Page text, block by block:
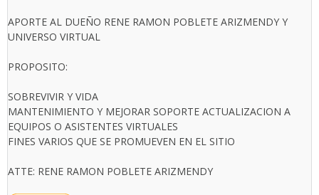
APORTE AL DUEÑO RENE RAMON POBLETE ARIZMENDY Y
UNIVERSO VIRTUAL
PROPOSITO:
SOBREVIVIR Y VIDA
MANTENIMIENTO Y MEJORAR SOPORTE ACTUALIZACION A
EQUIPOS O ASISTENTES VIRTUALES
FINES VARIOS QUE SE PROMUEVEN EN EL SITIO
ATTE: RENE RAMON POBLETE ARIZMENDY